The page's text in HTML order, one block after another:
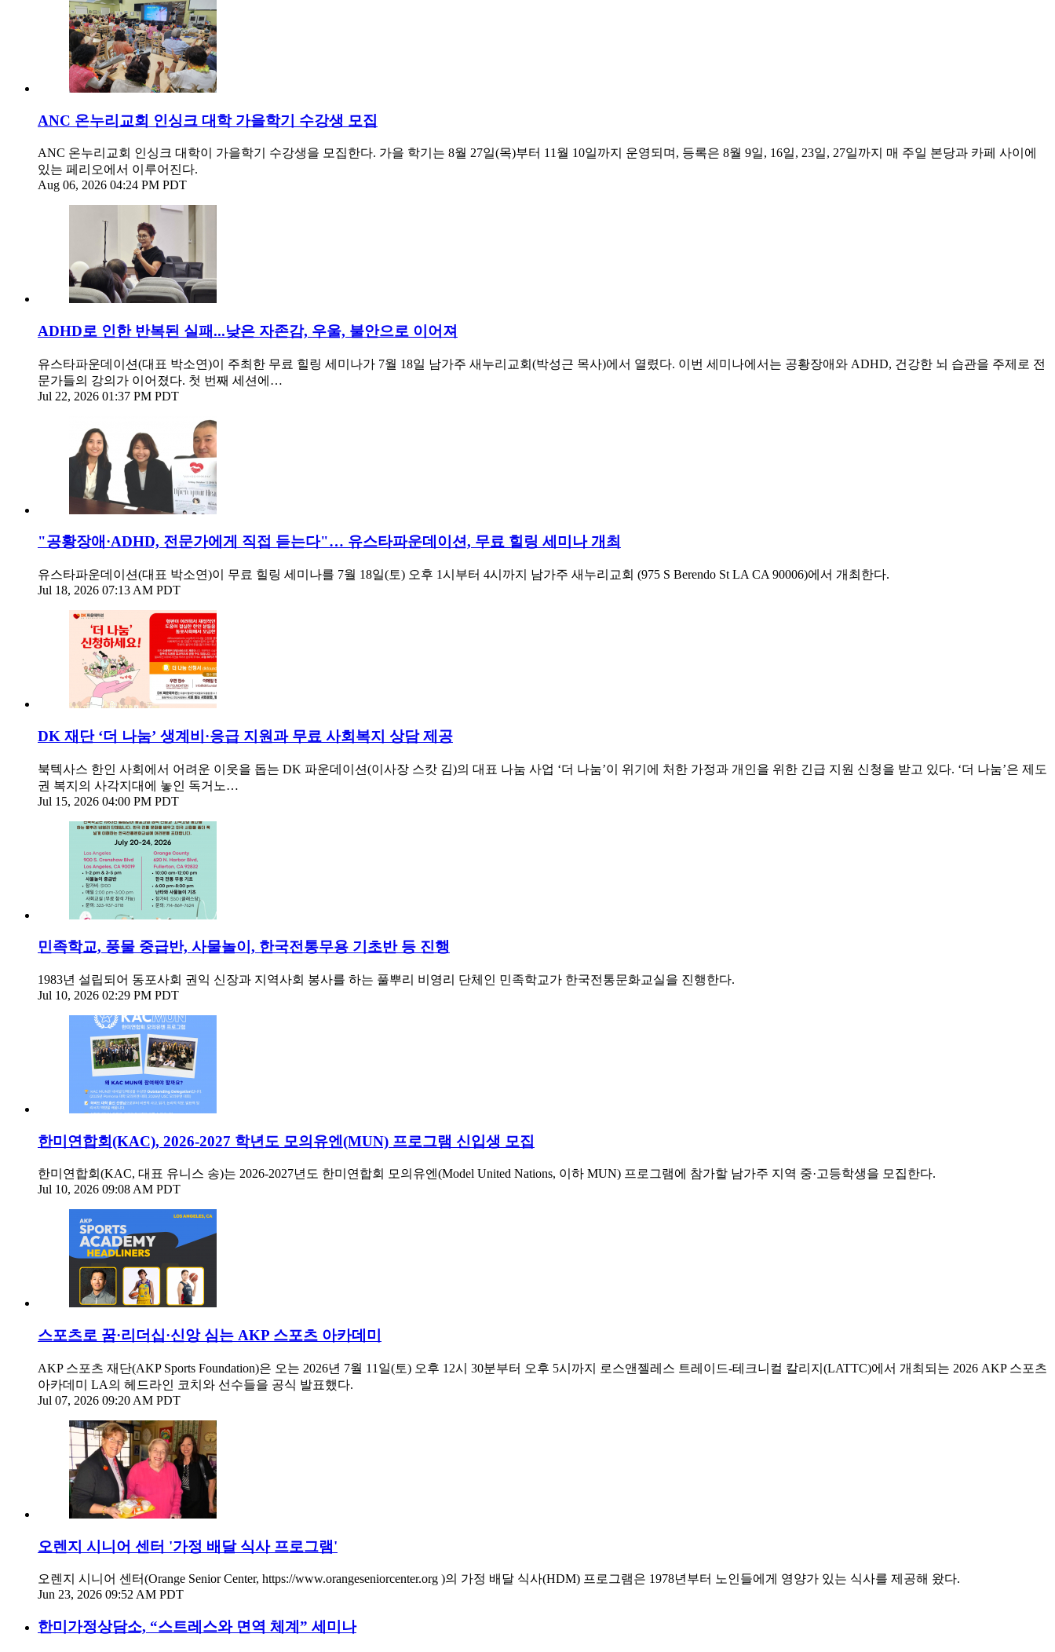
ANC 온누리교회 인싱크 대학 가을학기 수강생 모집
ANC 온누리교회 인싱크 대학이 가을학기 수강생을 모집한다. 가을 학기는 8월 27일(목)부터 11월 10일까지 운영되며, 등록은 8월 9일, 16일, 23일, 27일까지 매 주일 본당과 카페 사이에
있는 페리오에서 이루어진다.
Aug 06, 2026 04:24 PM PDT
ADHD로 인한 반복된 실패...낮은 자존감, 우울, 불안으로 이어져
유스타파운데이션(대표 박소연)이 주최한 무료 힐링 세미나가 7월 18일 남가주 새누리교회(박성근 목사)에서 열렸다. 이번 세미나에서는 공황장애와 ADHD, 건강한 뇌 습관을 주제로 전
문가들의 강의가 이어졌다. 첫 번째 세션에…
Jul 22, 2026 01:37 PM PDT
"공황장애·ADHD, 전문가에게 직접 듣는다"… 유스타파운데이션, 무료 힐링 세미나 개최
유스타파운데이션(대표 박소연)이 무료 힐링 세미나를 7월 18일(토) 오후 1시부터 4시까지 남가주 새누리교회 (975 S Berendo St LA CA 90006)에서 개최한다.
Jul 18, 2026 07:13 AM PDT
DK 재단 ‘더 나눔’ 생계비·응급 지원과 무료 사회복지 상담 제공
북텍사스 한인 사회에서 어려운 이웃을 돕는 DK 파운데이션(이사장 스캇 김)의 대표 나눔 사업 ‘더 나눔’이 위기에 처한 가정과 개인을 위한 긴급 지원 신청을 받고 있다. ‘더 나눔’은 제도
권 복지의 사각지대에 놓인 독거노…
Jul 15, 2026 04:00 PM PDT
민족학교, 풍물 중급반, 사물놀이, 한국전통무용 기초반 등 진행
1983년 설립되어 동포사회 권익 신장과 지역사회 봉사를 하는 풀뿌리 비영리 단체인 민족학교가 한국전통문화교실을 진행한다.
Jul 10, 2026 02:29 PM PDT
한미연합회(KAC), 2026-2027 학년도 모의유엔(MUN) 프로그램 신입생 모집
한미연합회(KAC, 대표 유니스 송)는 2026-2027년도 한미연합회 모의유엔(Model United Nations, 이하 MUN) 프로그램에 참가할 남가주 지역 중·고등학생을 모집한다.
Jul 10, 2026 09:08 AM PDT
스포츠로 꿈·리더십·신앙 심는 AKP 스포츠 아카데미
AKP 스포츠 재단(AKP Sports Foundation)은 오는 2026년 7월 11일(토) 오후 12시 30분부터 오후 5시까지 로스앤젤레스 트레이드-테크니컬 칼리지(LATTC)에서 개최되는 2026 AKP 스포츠
아카데미 LA의 헤드라인 코치와 선수들을 공식 발표했다.
Jul 07, 2026 09:20 AM PDT
오렌지 시니어 센터 '가정 배달 식사 프로그램'
오렌지 시니어 센터(Orange Senior Center, https://www.orangeseniorcenter.org )의 가정 배달 식사(HDM) 프로그램은 1978년부터 노인들에게 영양가 있는 식사를 제공해 왔다.
Jun 23, 2026 09:52 AM PDT
한미가정상담소, “스트레스와 면역 체계” 세미나